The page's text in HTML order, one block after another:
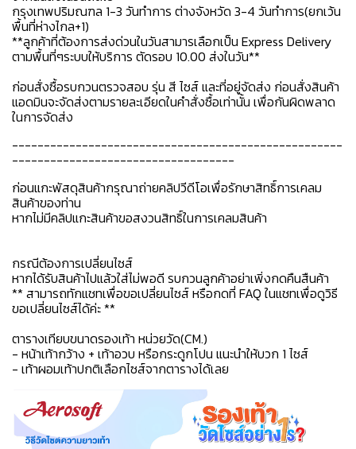
กรุงเทพปริมณฑล 1-3 วันทำการ ต่างจังหวัด 3-4 วันทำการ(ยกเว้น
พื้นที่ห่างไกล+1)
**ลูกค้าที่ต้องการส่งด่วนในวันสามารเลือกเป็น Express Delivery
ตามพื้นที่ๆระบบให้บริการ ตัดรอบ 10.00 ส่งในวัน**
ก่อนสั่งซื้อรบกวนตรวจสอบ รุ่น สี ไซส์ และที่อยู่จัดส่ง ก่อนสั่งสินค้า
แอดมินจะจัดส่งตามรายละเอียดในคำสั่งซื้อเท่านั้น เพื่อกันผิดพลาด
ในการจัดส่ง
----------------------------------------------------
-----------------------------------
ก่อนแกะพัสดุสินค้ากรุณาถ่ายคลิปวีดีโอเพื่อรักษาสิทธิ์การเคลม
สินค้าของท่าน
หากไม่มีคลิปแกะสินค้าขอสงวนสิทธิ์ในการเคลมสินค้า
กรณีต้องการเปลี่ยนไซส์
หากได้รับสินค้าไปแล้วใส่ไม่พอดี รบกวนลูกค้าอย่าเพิ่งกดคืนสืนค้า
** สามารถทักแชทเพื่อขอเปลี่ยนไซส์ หรือกดที่ FAQ ในแชทเพื่อดูวิธี
ขอเปลี่ยนไซส์ได้ค่ะ **
ตารางเทียบขนาดรองเท้า หน่วยวัด(CM.)
- หน้าเท้ากว้าง + เท้าอวบ หรือกระดูกโปน แนะนำให้บวก 1 ไซส์
- เท้าผอมเท้าปกติเลือกไซส์จากตารางได้เลย